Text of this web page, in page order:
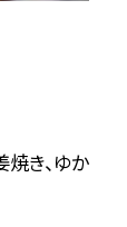
き、ゆか